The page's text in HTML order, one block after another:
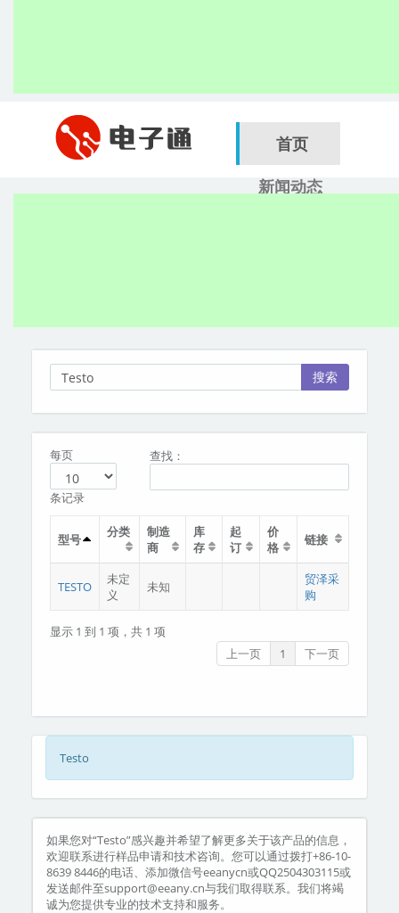
首页
新闻动态
服务商
搜索
每页
条记录
查找：
型号 分类
制造
商
库
存
起
订
价
格
链接
TESTO
未定
义
未知
贸泽采
购
显示 1 到 1 项，共 1 项
上一页
1 下一页
Testo
如果您对“Testo”感兴趣并希望了解更多关于该产品的信息，
欢迎联系进行样品申请和技术咨询。您可以通过拨打+86-10-
8639 8446的电话、添加微信号eeanycn或QQ2504303115或
发送邮件至support@eeany.cn与我们取得联系。我们将竭
诚为您提供专业的技术支持和服务。